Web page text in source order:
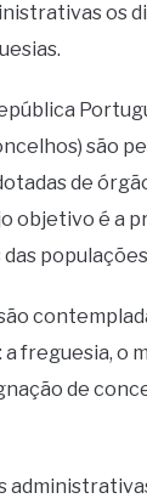
os
são
de
objetivo é a
a freguesia, o
de